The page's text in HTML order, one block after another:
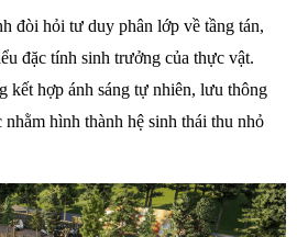
đòi hỏi tư duy phân lớp về tầng tán,
đặc tính sinh trưởng của thực vật.
kết hợp ánh sáng tự nhiên, lưu thông
hình thành hệ sinh thái thu nhỏ